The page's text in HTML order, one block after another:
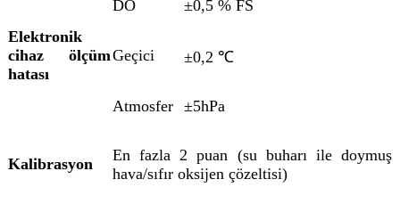
Elektronik
cihaz ölçüm
hatası
DO ±0,5 % FS
Geçici ±0,2 ℃
Atmosfer ±5hPa
Kalibrasyon
En fazla 2 puan (su buharı ile doymuş
hava/sıfır oksijen çözeltisi)